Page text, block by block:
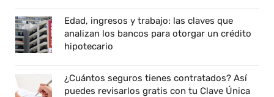
Edad, ingresos y trabajo: las claves que
analizan los bancos para otorgar un crédito
hipotecario
¿Cuántos seguros tienes contratados? Así
puedes revisarlos gratis con tu Clave Única